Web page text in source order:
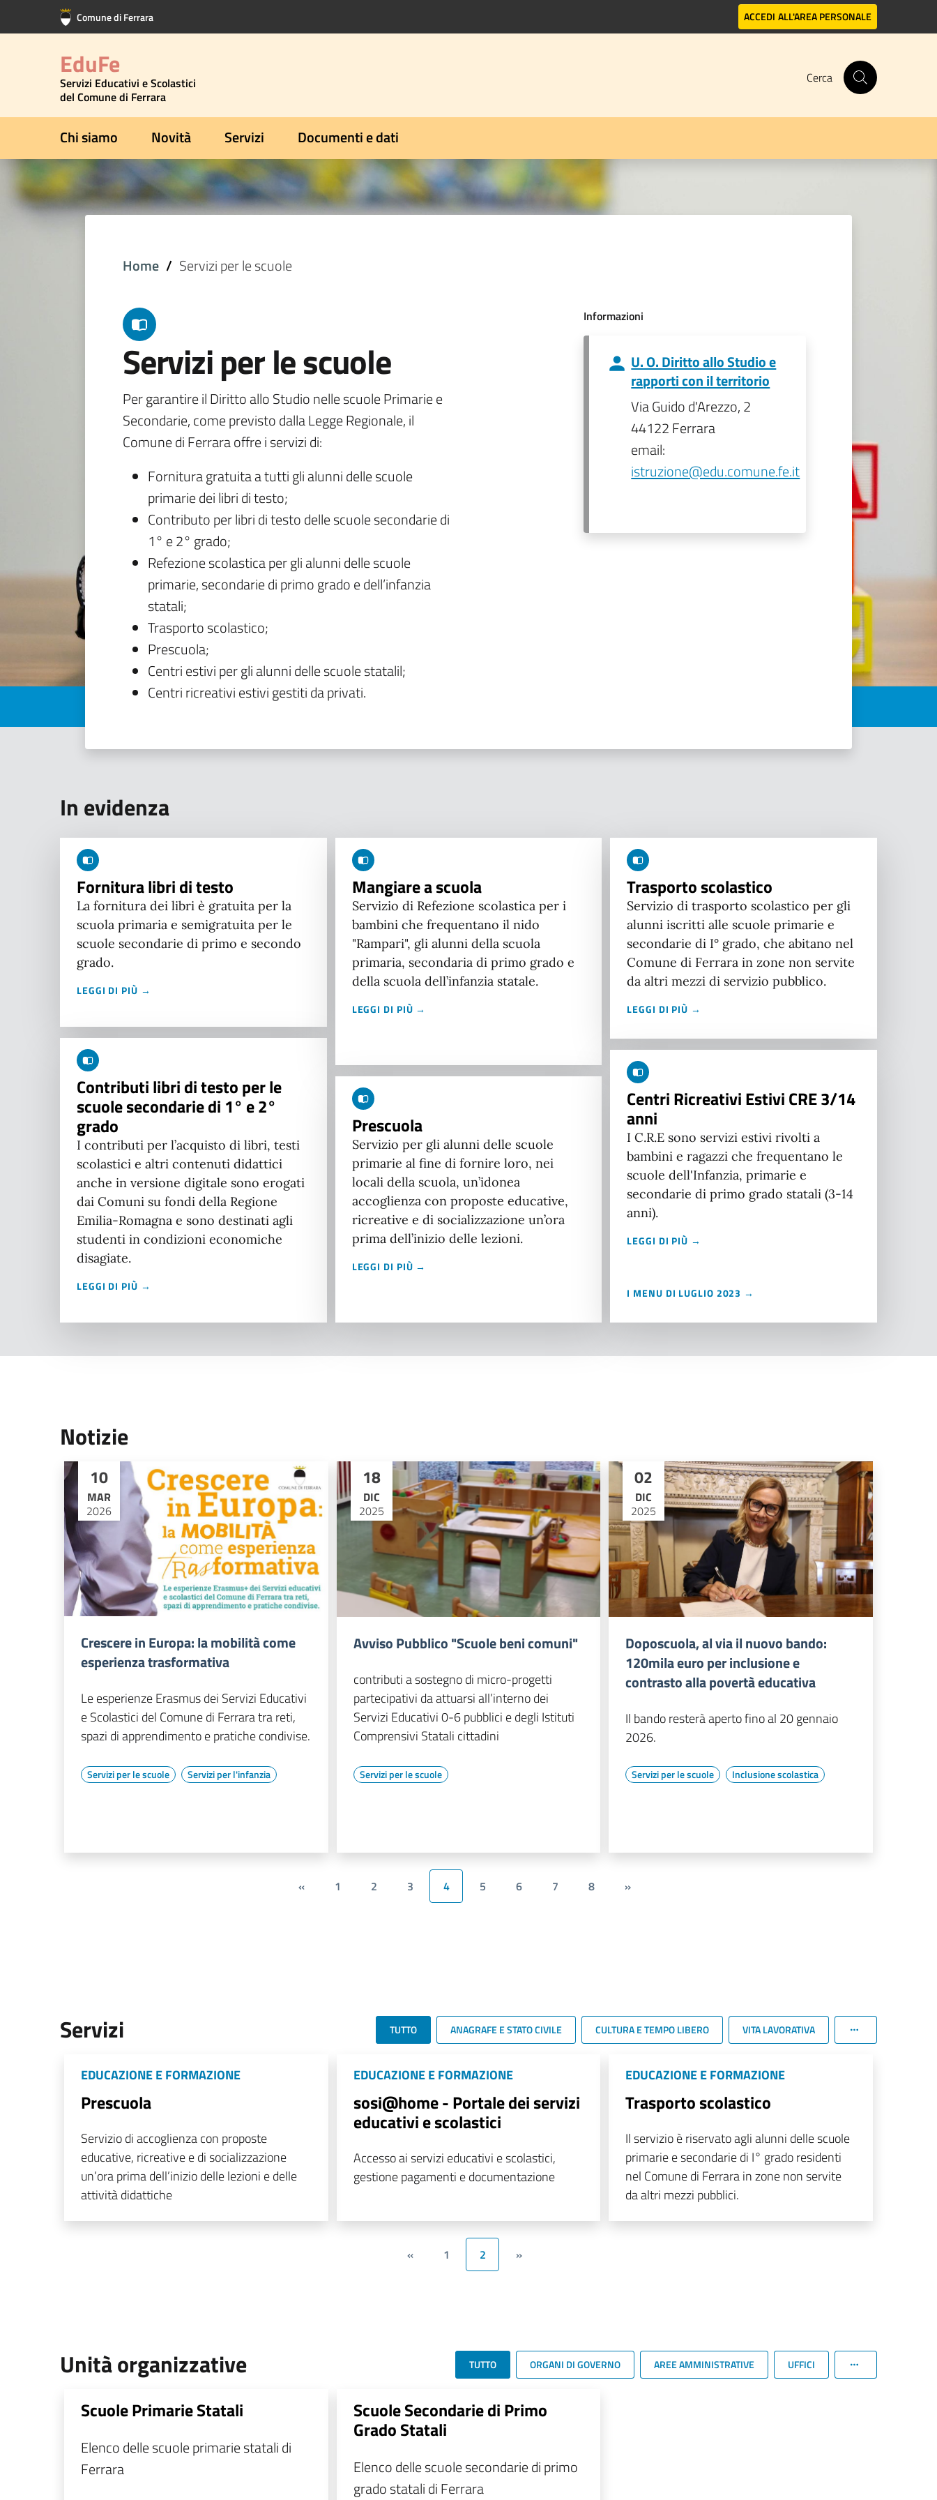
Vai al contenuto principale
Vai al footer Comune di Ferrara ACCEDI ALL'AREA PERSONALE
EduFe
Servizi Educativi e Scolastici
del Comune di Ferrara
Cerca
Chi siamo Novità Servizi Documenti e dati
Home Servizi per le scuole
Servizi per le scuole
Per garantire il Diritto allo Studio nelle scuole Primarie e
Secondarie, come previsto dalla Legge Regionale, il
Comune di Ferrara offre i servizi di:
Fornitura gratuita a tutti gli alunni delle scuole
primarie dei libri di testo;
Contributo per libri di testo delle scuole secondarie di
1° e 2° grado;
Refezione scolastica per gli alunni delle scuole
primarie, secondarie di primo grado e dell’infanzia
statali;
Trasporto scolastico;
Prescuola;
Centri estivi per gli alunni delle scuole statalil;
Centri ricreativi estivi gestiti da privati.
Informazioni
U. O. Diritto allo Studio e
rapporti con il territorio
Via Guido d'Arezzo, 2
44122 Ferrara
email:
istruzione@edu.comune.fe.it
In evidenza
Fornitura libri di testo
La fornitura dei libri è gratuita per la
scuola primaria e semigratuita per le
scuole secondarie di primo e secondo
grado.
LEGGI DI PIÙ →
Contributi libri di testo per le
scuole secondarie di 1° e 2°
grado
I contributi per l’acquisto di libri, testi
scolastici e altri contenuti didattici
anche in versione digitale sono erogati
dai Comuni su fondi della Regione
Emilia-Romagna e sono destinati agli
studenti in condizioni economiche
disagiate.
LEGGI DI PIÙ →
Mangiare a scuola
Servizio di Refezione scolastica per i
bambini che frequentano il nido
"Rampari", gli alunni della scuola
primaria, secondaria di primo grado e
della scuola dell’infanzia statale.
LEGGI DI PIÙ →
Prescuola
Servizio per gli alunni delle scuole
primarie al fine di fornire loro, nei
locali della scuola, un’idonea
accoglienza con proposte educative,
ricreative e di socializzazione un’ora
prima dell’inizio delle lezioni.
LEGGI DI PIÙ →
Trasporto scolastico
Servizio di trasporto scolastico per gli
alunni iscritti alle scuole primarie e
secondarie di I° grado, che abitano nel
Comune di Ferrara in zone non servite
da altri mezzi di servizio pubblico.
LEGGI DI PIÙ →
Centri Ricreativi Estivi CRE 3/14
anni
I C.R.E sono servizi estivi rivolti a
bambini e ragazzi che frequentano le
scuole dell'Infanzia, primarie e
secondarie di primo grado statali (3-14
anni).
LEGGI DI PIÙ →
I MENU DI LUGLIO 2023 →
Notizie
10
MAR
2026
Crescere in Europa: la mobilità come
esperienza trasformativa
Le esperienze Erasmus dei Servizi Educativi
e Scolastici del Comune di Ferrara tra reti,
spazi di apprendimento e pratiche condivise.
Servizi per le scuole Servizi per l'infanzia
18
DIC
2025
Avviso Pubblico "Scuole beni comuni"
contributi a sostegno di micro-progetti
partecipativi da attuarsi all’interno dei
Servizi Educativi 0-6 pubblici e degli Istituti
Comprensivi Statali cittadini
Servizi per le scuole
02
DIC
2025
Doposcuola, al via il nuovo bando:
120mila euro per inclusione e
contrasto alla povertà educativa
Il bando resterà aperto fino al 20 gennaio
2026.
Servizi per le scuole Inclusione scolastica
« 1 2 3 4 5 6 7 8 »
Servizi TUTTO ANAGRAFE E STATO CIVILE CULTURA E TEMPO LIBERO VITA LAVORATIVA
EDUCAZIONE E FORMAZIONE
Prescuola
Servizio di accoglienza con proposte
educative, ricreative e di socializzazione
un’ora prima dell’inizio delle lezioni e delle
attività didattiche
EDUCAZIONE E FORMAZIONE
sosi@home - Portale dei servizi
educativi e scolastici
Accesso ai servizi educativi e scolastici,
gestione pagamenti e documentazione
EDUCAZIONE E FORMAZIONE
Trasporto scolastico
Il servizio è riservato agli alunni delle scuole
primarie e secondarie di I° grado residenti
nel Comune di Ferrara in zone non servite
da altri mezzi pubblici.
« 1 2 »
Unità organizzative TUTTO ORGANI DI GOVERNO AREE AMMINISTRATIVE UFFICI
Scuole Primarie Statali
Elenco delle scuole primarie statali di
Ferrara
Scuole Secondarie di Primo
Grado Statali
Elenco delle scuole secondarie di primo
grado statali di Ferrara